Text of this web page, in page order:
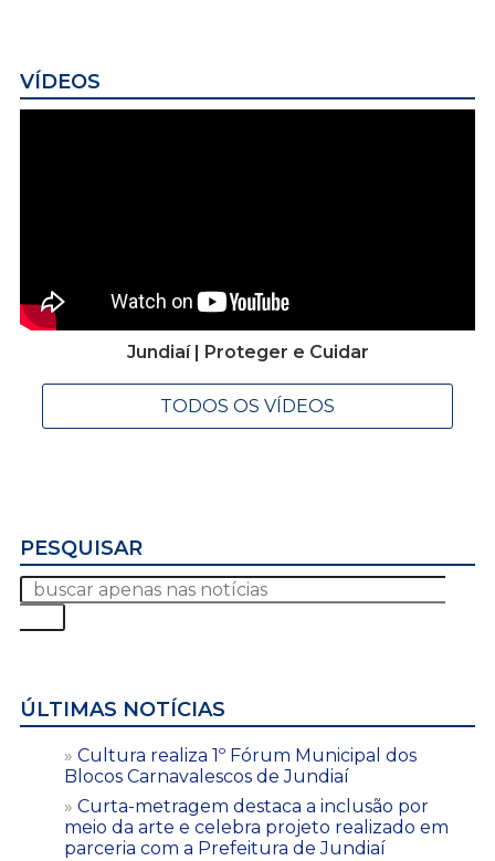
VÍDEOS
Jundiaí | Proteger e Cuidar
TODOS OS VÍDEOS
PESQUISAR
ÚLTIMAS NOTÍCIAS
Cultura realiza 1º Fórum Municipal dos
Blocos Carnavalescos de Jundiaí
Curta-metragem destaca a inclusão por
meio da arte e celebra projeto realizado em
parceria com a Prefeitura de Jundiaí